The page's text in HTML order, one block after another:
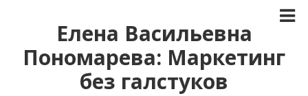
Елена Васильевна
Пономарева: Маркетинг
без галстуков